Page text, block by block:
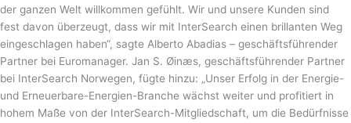
der ganzen Welt willkommen gefühlt. Wir und unsere Kunden sind
fest davon überzeugt, dass wir mit InterSearch einen brillanten Weg
eingeschlagen haben“, sagte Alberto Abadias – geschäftsführender
Partner bei Euromanager. Jan S. Øinæs, geschäftsführender Partner
bei InterSearch Norwegen, fügte hinzu: „Unser Erfolg in der Energie-
und Erneuerbare-Energien-Branche wächst weiter und profitiert in
hohem Maße von der InterSearch-Mitgliedschaft, um die Bedürfnisse